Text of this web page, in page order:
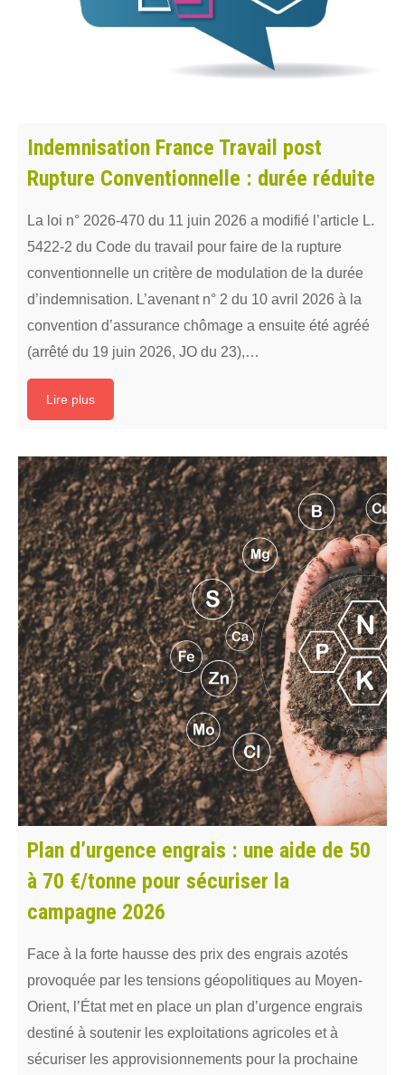
Indemnisation France Travail post
Rupture Conventionnelle : durée réduite
La loi n° 2026-470 du 11 juin 2026 a modifié l’article L.
5422-2 du Code du travail pour faire de la rupture
conventionnelle un critère de modulation de la durée
d’indemnisation. L’avenant n° 2 du 10 avril 2026 à la
convention d’assurance chômage a ensuite été agréé
(arrêté du 19 juin 2026, JO du 23),…
Lire plus
Plan d’urgence engrais : une aide de 50
à 70 €/tonne pour sécuriser la
campagne 2026
Face à la forte hausse des prix des engrais azotés
provoquée par les tensions géopolitiques au Moyen-
Orient, l’État met en place un plan d’urgence engrais
destiné à soutenir les exploitations agricoles et à
sécuriser les approvisionnements pour la prochaine